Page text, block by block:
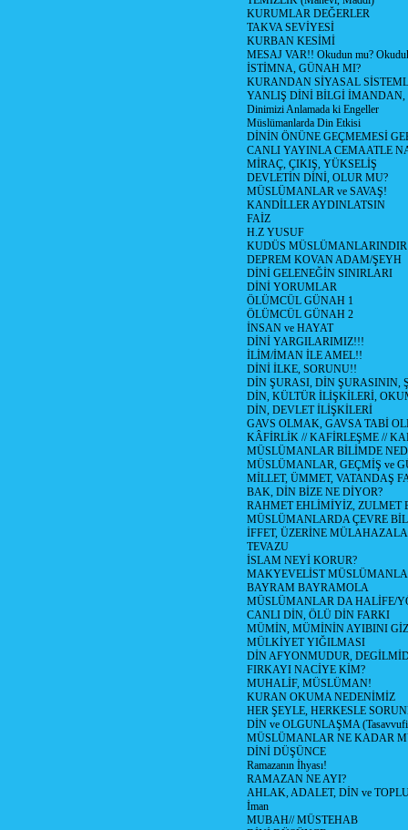
KURUMLAR DEĞERLER
TAKVA SEVİYESİ
KURBAN KESİMİ
MESAJ VAR!! Okudun mu?
İSTİMNA, GÜNAH MI?
KURANDAN SİYASAL
YANLIŞ DİNİ BİLGİ İMANDAN,
Dinimizi Anlamada ki Engeller
Müslümanlarda Din Etkisi
DİNİN ÖNÜNE GEÇMEMESİ
CANLI YAYINLA CEMAATLE
MİRAÇ, ÇIKIŞ, YÜKSELİŞ
DEVLETİN DİNİ, OLUR MU?
MÜSLÜMANLAR ve SAVAŞ!
KANDİLLER AYDINLATSIN
FAİZ
H.Z YUSUF
KUDÜS MÜSLÜMANLARINDIR
DEPREM KOVAN ADAM/ŞEYH
DİNİ GELENEĞİN SINIRLARI
DİNİ YORUMLAR
ÖLÜMCÜL GÜNAH 1
ÖLÜMCÜL GÜNAH 2
İNSAN ve HAYAT
DİNİ YARGILARIMIZ!!!
İLİM/İMAN İLE AMEL!!
DİNİ İLKE, SORUNU!!
DİN ŞURASI, DİN ŞURASININ,
DİN, KÜLTÜR İLİŞKİLERİ,
DİN, DEVLET İLİŞKİLERİ
GAVS OLMAK, GAVSA TABİ
KÂFİRLİK // KAFİRLEŞME //
MÜSLÜMANLAR BİLİMDE
MÜSLÜMANLAR, GEÇMİŞ ve
MİLLET, ÜMMET, VATANDAŞ
BAK, DİN BİZE NE DİYOR?
RAHMET EHLİMİYİZ, ZULMET
MÜSLÜMANLARDA ÇEVRE
İFFET, ÜZERİNE
TEVAZU
İSLAM NEYİ KORUR?
MAKYEVELİST
BAYRAM BAYRAMOLA
MÜSLÜMANLAR DA HALİFE/
CANLI DİN, ÖLÜ DİN FARKI
MÜMİN, MÜMİNİN AYIBINI
MÜLKİYET YIĞILMASI
DİN AFYONMUDUR,
FIRKAYI NACİYE KİM?
MUHALİF, MÜSLÜMAN!
KURAN OKUMA NEDENİMİZ
HER ŞEYLE, HERKESLE
DİN ve OLGUNLAŞMA (Tasavvufi
MÜSLÜMANLAR NE KADAR
DİNİ DÜŞÜNCE
Ramazanın İhyası!
RAMAZAN NE AYI?
AHLAK, ADALET, DİN ve
İman
MUBAH// MÜSTEHAB